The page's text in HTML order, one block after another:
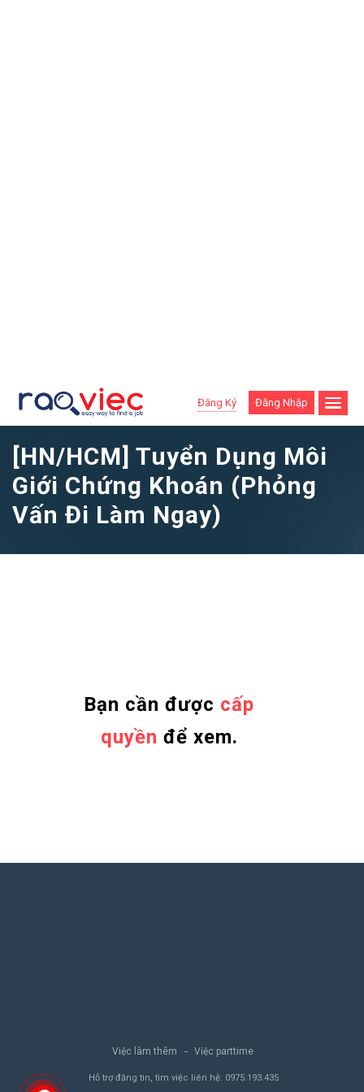
Đăng Ký Đăng Nhập
[HN/HCM] Tuyển Dụng Môi
Giới Chứng Khoán (Phỏng
Vấn Đi Làm Ngay)
Bạn cần được cấp
quyền để xem.
Việc làm thêm Việc parttime
Hỗ trợ đăng tin, tìm việc liên hệ: 0975.193.435